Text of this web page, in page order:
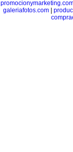
galeriafotos.com